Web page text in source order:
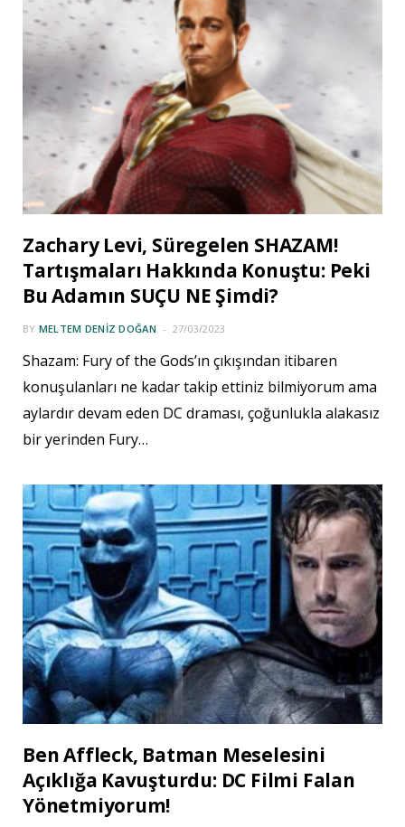
Zachary Levi, Süregelen SHAZAM!
Tartışmaları Hakkında Konuştu: Peki
Bu Adamın SUÇU NE Şimdi?
BY MELTEM DENIZ DOĞAN 27/03/2023
Shazam: Fury of the Gods’ın çıkışından itibaren
konuşulanları ne kadar takip ettiniz bilmiyorum ama
aylardır devam eden DC draması, çoğunlukla alakasız
bir yerinden Fury…
Ben Affleck, Batman Meselesini
Açıklığa Kavuşturdu: DC Filmi Falan
Yönetmiyorum!